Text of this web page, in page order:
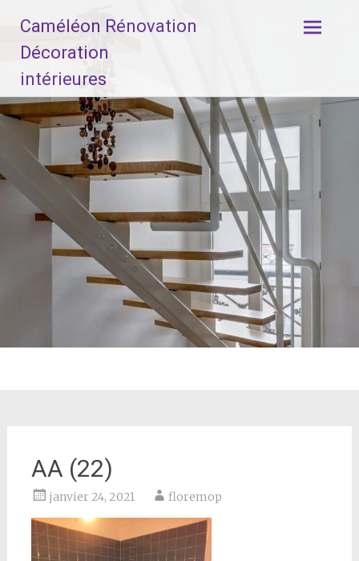
contenu
Caméléon Rénovation
Décoration
intérieures
AA (22)
janvier 24, 2021 floremop